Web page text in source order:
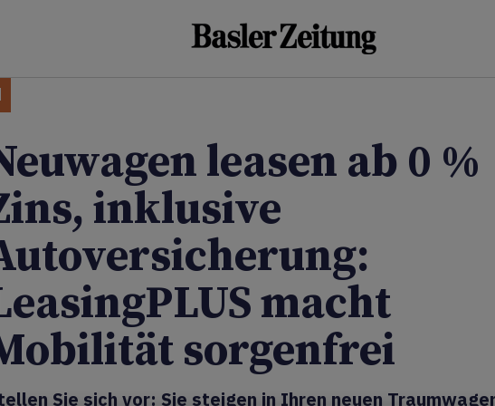
leasen ab 0 %
inklusive
macht
sorgenfrei
Sie sich vor: Sie steigen in Ihren neuen